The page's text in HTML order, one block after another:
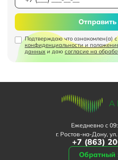
Подтверждаю что ознакомлен(а) с
конфиденциальности и
данных и даю согласие на
Отправить
Ежедневно с
г. Ростов-на-Дону,
+7 (863)
Обратный